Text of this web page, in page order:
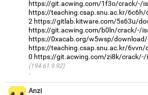
https://git.acwing.com/1f3o/crack/-/
https://teaching.csap.snu.ac.kr/
2 https://gitlab.kitware.com/5s63u/
https://git.acwing.com/b0ln/crack/-/
https://0xacab.org/w5wsp/
https://teaching.csap.snu.ac.kr/6vvn/
0 https://git.acwing.com/zi8k/crack/-/
(194.61.9.92)
·
Anzi